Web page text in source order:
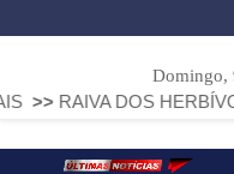
Domingo,
DOS HERBÍVOROS